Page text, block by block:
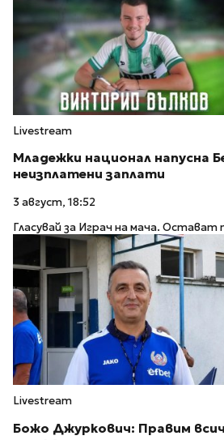
Livestream
Младежки национал напусна
неизплатени заплати
3 август, 18:52
Гласувай за Играч на мача. Остават
Livestream
Божо Джуркович: Правим